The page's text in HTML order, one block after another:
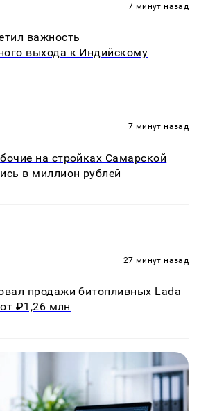
7 минут назад
важность
выхода к Индийскому
7 минут назад
на стройках Самарской
в миллион рублей
27 минут назад
продажи битопливных Lada
₽1,26 млн